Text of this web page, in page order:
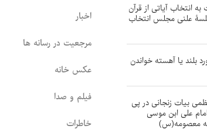
انتخاب آیاتی از قرآن
علنی مجلس انتخاب
بلند یا آهسته خواندن
بیات زنجانی در پی
علی ابن موسی
معصومه(س)
اخبار
مرجعیت در رسانه ها
عکس خانه
فیلم و صدا
خاطرات